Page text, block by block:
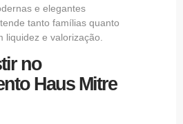
e elegantes
tanto famílias quanto
liquidez e valorização.
no
Haus Mitre